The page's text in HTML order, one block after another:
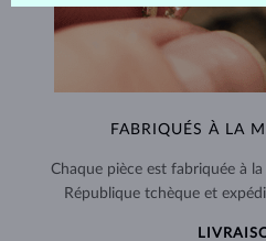
FABRIQUÉS À LA
Chaque pièce est fabriquée à
République tchèque et